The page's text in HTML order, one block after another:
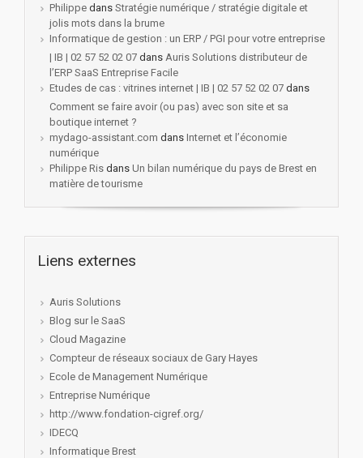
Philippe dans Stratégie numérique / stratégie digitale et
jolis mots dans la brume
Informatique de gestion : un ERP / PGI pour votre entreprise
| IB | 02 57 52 02 07 dans Auris Solutions distributeur de
l’ERP SaaS Entreprise Facile
Etudes de cas : vitrines internet | IB | 02 57 52 02 07 dans
Comment se faire avoir (ou pas) avec son site et sa
boutique internet ?
mydago-assistant.com dans Internet et l’économie
numérique
Philippe Ris dans Un bilan numérique du pays de Brest en
matière de tourisme
Liens externes
Auris Solutions
Blog sur le SaaS
Cloud Magazine
Compteur de réseaux sociaux de Gary Hayes
Ecole de Management Numérique
Entreprise Numérique
http://www.fondation-cigref.org/
IDECQ
Informatique Brest